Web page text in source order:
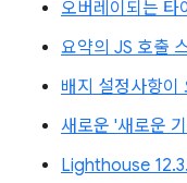
오버레이되는 타
요약의 JS 호출
배지 설정사항이
새로운 '새로운
Lighthouse